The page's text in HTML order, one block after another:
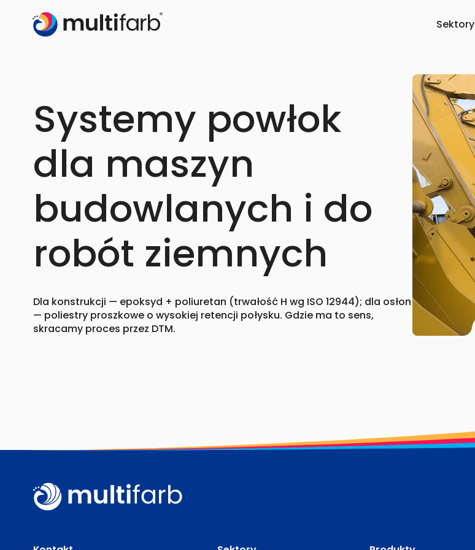
Sektory
Systemy powłok
dla maszyn
budowlanych i do
robót ziemnych
Dla konstrukcji — epoksyd + poliuretan (trwałość H wg ISO 12944); dla osłon
— poliestry proszkowe o wysokiej retencji połysku. Gdzie ma to sens,
skracamy proces przez DTM.